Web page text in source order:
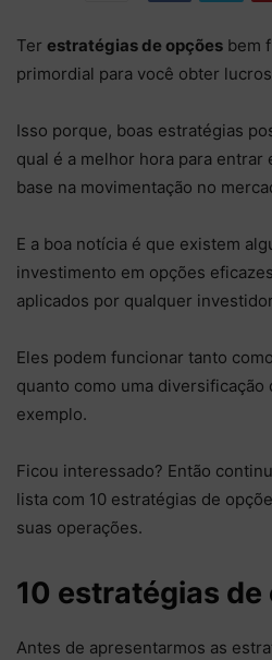
Ter estratégias de opções bem
primordial para você obter
Isso porque, boas estratégias
qual é a melhor hora para entrar
base na movimentação no
E a boa notícia é que existem
investimento em opções
aplicados por qualquer
Eles podem funcionar tanto
quanto como uma
exemplo.
Ficou interessado? Então
lista com 10 estratégias de
suas operações.
10 estratégias de
Antes de apresentarmos as